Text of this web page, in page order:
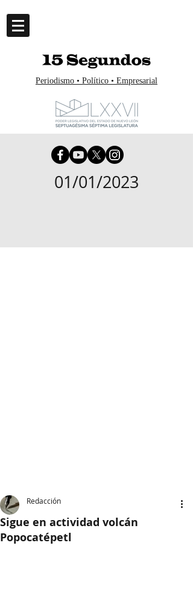
Periodismo • Político • Empresarial
01/01/2023
Sigue en actividad volcán
Popocatépetl
Redacción